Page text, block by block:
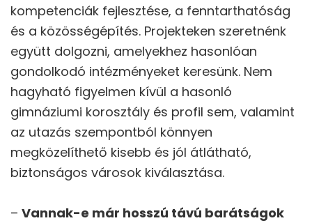
kompetenciák fejlesztése, a fenntarthatóság
és a közösségépítés. Projekteken szeretnénk
együtt dolgozni, amelyekhez hasonlóan
gondolkodó intézményeket keresünk. Nem
hagyható figyelmen kívül a hasonló
gimnáziumi korosztály és profil sem, valamint
az utazás szempontból könnyen
megközelíthető kisebb és jól átlátható,
biztonságos városok kiválasztása.
– Vannak-e már hosszú távú barátságok